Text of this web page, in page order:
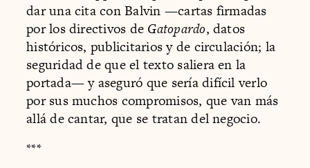
dar una cita con Balvin —cartas firmadas
por los directivos de Gatopardo, datos
históricos, publicitarios y de circulación; la
seguridad de que el texto saliera en la
portada— y aseguró que sería difícil verlo
por sus muchos compromisos, que van más
allá de cantar, que se tratan del negocio.
***